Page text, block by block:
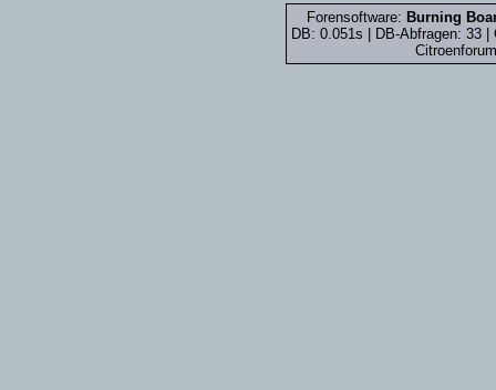
Forensoftware: Burning
DB: 0.051s | DB-Abfragen: 33